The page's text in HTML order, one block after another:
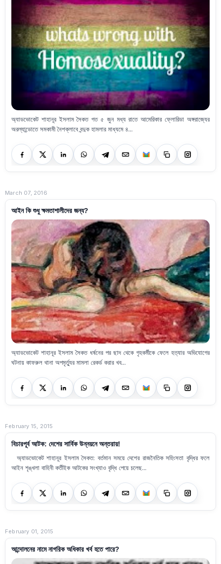
অ্যাডভোকেট শাহানূর ইসলাম সৈকত গত ৫ জুন মধ্য রাতে আমেরিকার ফ্লোরিডা অঙ্গরাজ্যের
অরল্যান্ডোতে সমকামী নৈশক্লাবে বন্দুক হামলার মাধ্যমে ৪...
March 07, 2016
আইন কি শুধু ক্ষমতাশালীদের জন্য?
অ্যাডভোকেট শাহানূর ইসলাম সৈকত ধর্ষনের পর ছাদ থেকে গৃহকর্মীকে ফেলে হত্যার অভিযোগের
ঘটনায় কাফরুল থানা অপমৃর্ত্যুর মামলা রেকর্ড করার খব...
February 15, 2015
বিচারপূর্ব আটক: দেশের সার্বিক উন্নয়নে অন্তরায়!
অ্যাডভোকেট শাহানূর ইসলাম সৈকত: বর্তমান সময়ে দেশের রাজনৈতিক সহিংসতা বৃদ্ধির ফলে
আইন শৃঙ্খলা বাহিনী কর্তীইক আটকের সংখ্যাও বৃদ্ধি পেয়ে চলেছ...
February 01, 2015
আন্দোলনের নামে নাগরিক অধিকার খর্ব হতে পারে?